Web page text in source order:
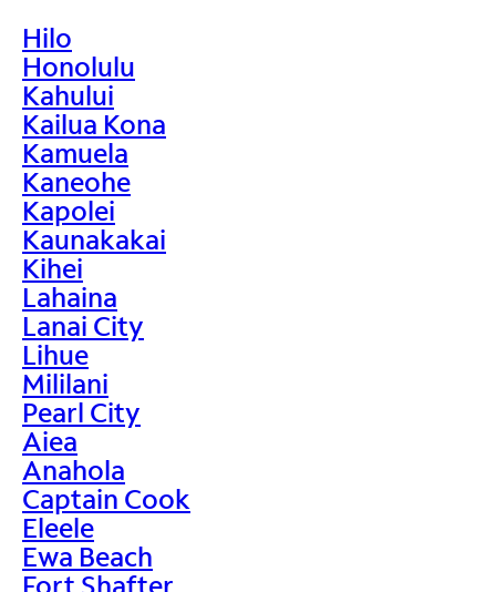
Hilo
Honolulu
Kahului
Kailua Kona
Kamuela
Kaneohe
Kapolei
Kaunakakai
Kihei
Lahaina
Lanai City
Lihue
Mililani
Pearl City
Aiea
Anahola
Captain Cook
Eleele
Ewa Beach
Fort Shafter